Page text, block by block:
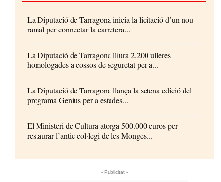
La Diputació de Tarragona inicia la licitació d’un nou
ramal per connectar la carretera...
La Diputació de Tarragona lliura 2.200 ulleres
homologades a cossos de seguretat per a...
La Diputació de Tarragona llança la setena edició del
programa Genius per a estades...
El Ministeri de Cultura atorga 500.000 euros per
restaurar l’antic col·legi de les Monges...
- Publicitat -